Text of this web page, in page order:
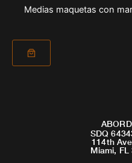
Medias maquetas con
SDQ
114th
Miami,